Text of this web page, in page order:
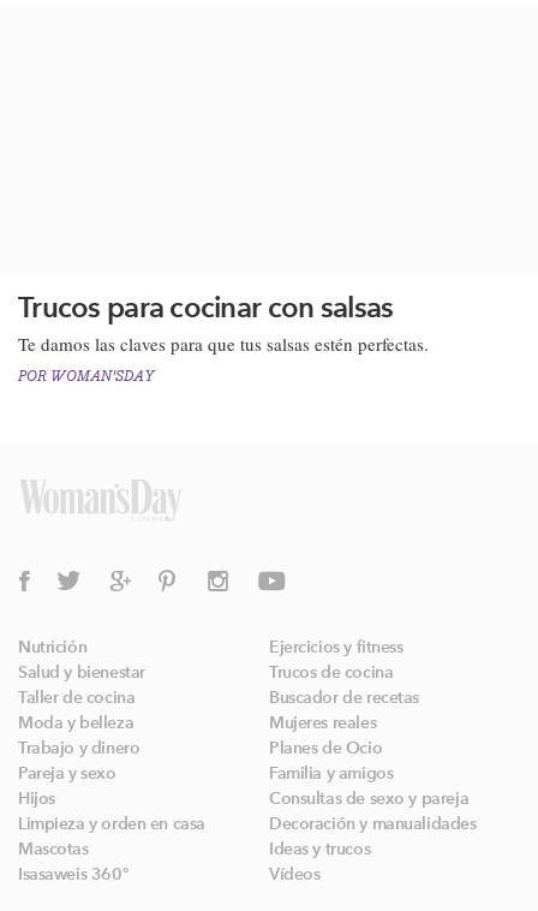
Trucos para cocinar con salsas
Te damos las claves para que tus salsas estén perfectas.​
POR WOMAN'SDAY
Nutrición
Ejercicios y fitness
Salud y bienestar
Trucos de cocina
Taller de cocina
Buscador de recetas
Moda y belleza
Mujeres reales
Trabajo y dinero
Planes de Ocio
Pareja y sexo
Familia y amigos
Hijos
Consultas de sexo y pareja
Limpieza y orden en casa
Decoración y manualidades
Mascotas
Ideas y trucos
Isasaweis 360º
Vídeos